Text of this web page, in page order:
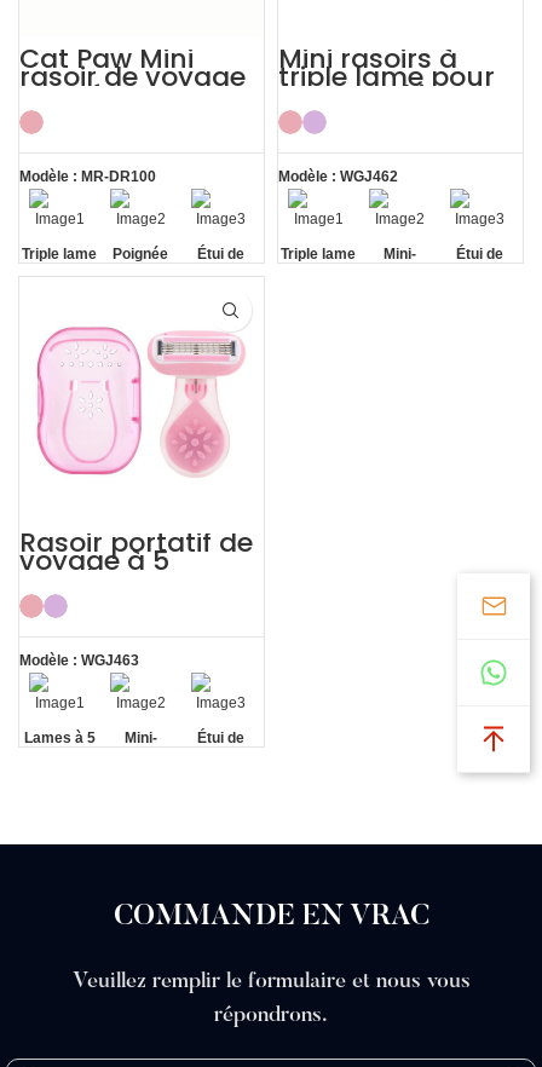
Cat Paw Mini
rasoir de voyage
pour femme avec
étui ABS, kits de
rasage
Modèle : MR-DR100
Triple lame
Poignée
minimale
Étui de
voyage
portable
Mini rasoirs à
triple lame pour
femmes, kit de
rasage du corps
Modèle : WGJ462
Triple lame
Mini-
Étui de
Rasoir portatif de
voyage à 5
couches pour
femmes, Kit de
rasage
Modèle : WGJ463
Lames à 5
Mini-
Étui de
COMMANDE EN VRAC
Veuillez remplir le formulaire et nous vous
répondrons.